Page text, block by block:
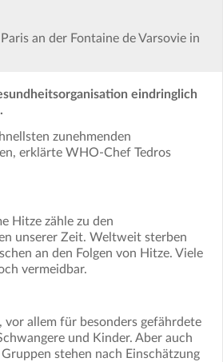
an der Fontaine de Varsovie in
eindringlich
zunehmenden
erklärte WHO-Chef Tedros
Hitze zähle zu den
unserer Zeit. Weltweit sterben
an den Folgen von Hitze. Viele
vermeidbar.
allem für besonders gefährdete
und Kinder. Aber auch
stehen nach Einschätzung